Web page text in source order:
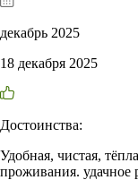
декабрь 2025
18 декабря 2025
Достоинства:
Удобная, чистая,
проживания. удачное